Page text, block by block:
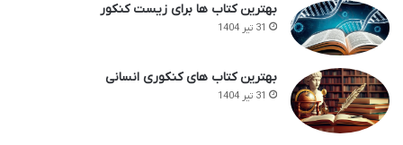
بهترین کتاب ها برای زیست کنکور
31 تیر 1404
بهترین کتاب های کنکوری انسانی
31 تیر 1404